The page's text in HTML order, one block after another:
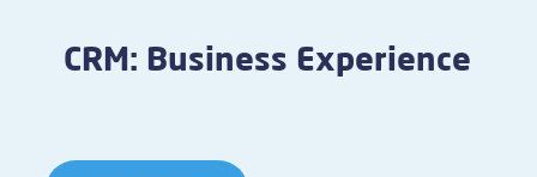
CRM: Business Experience